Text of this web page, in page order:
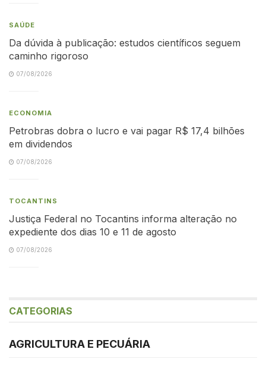
SAÚDE
Da dúvida à publicação: estudos científicos seguem
caminho rigoroso
07/08/2026
ECONOMIA
Petrobras dobra o lucro e vai pagar R$ 17,4 bilhões
em dividendos
07/08/2026
TOCANTINS
Justiça Federal no Tocantins informa alteração no
expediente dos dias 10 e 11 de agosto
07/08/2026
CATEGORIAS
AGRICULTURA E PECUÁRIA